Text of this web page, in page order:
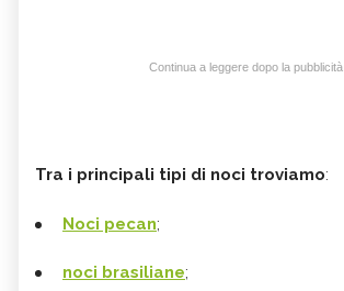
Continua a leggere dopo la pubblicità
Tra i principali tipi di noci troviamo:
Noci pecan;
noci brasiliane;